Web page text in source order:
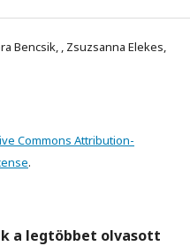
Bencsik, , Zsuzsanna Elekes,
Commons Attribution-
.
a legtöbbet olvasott